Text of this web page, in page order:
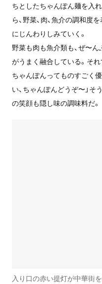
ちとしたちゃんぽん麺を入
ら、野菜、肉、魚介の調和度
にじんわりしみていく。
野菜も肉も魚介類も、ぜ〜
がうまく融合している。そ
ちゃんぽんってものすごく
い、ちゃんぽんどうぞ〜」
の笑顔も隠し味の調味料だ。
入り口の赤い提灯が中華街を